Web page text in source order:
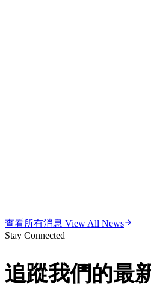
查看所有消息 View All News
Stay Connected
追蹤我們的最